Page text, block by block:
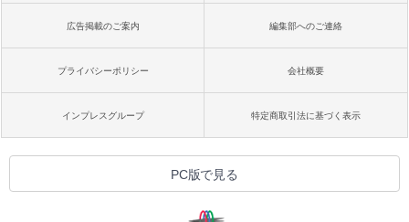
広告掲載のご案内 編集部へのご連絡
プライバシーポリシー 会社概要
インプレスグループ 特定商取引法に基づく表示
PC版で見る